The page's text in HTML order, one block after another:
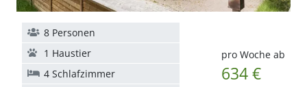
pro Woche ab
634 €
8 Personen
1 Haustier
4 Schlafzimmer